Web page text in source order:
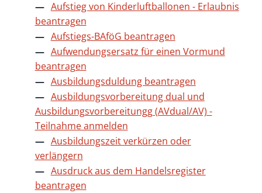
Aufstieg von Kinderluftballonen - Erlaubnis
beantragen
Aufstiegs-BAföG beantragen
Aufwendungsersatz für einen Vormund
beantragen
Ausbildungsduldung beantragen
Ausbildungsvorbereitung dual und
Ausbildungsvorbereitungg (AVdual/AV) -
Teilnahme anmelden
Ausbildungszeit verkürzen oder
verlängern
Ausdruck aus dem Handelsregister
beantragen